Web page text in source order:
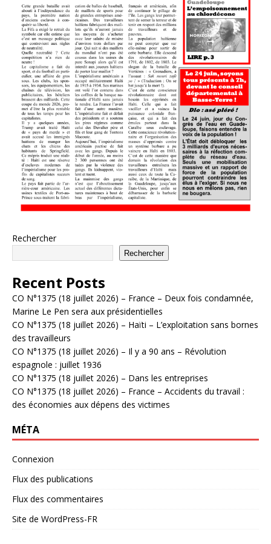
Rechercher
Rechercher
Recent Posts
CO N°1375 (18 juillet 2026) – France – Deux fois condamnée,
Marine Le Pen sera aux présidentielles
CO N°1375 (18 juillet 2026) – Haïti – L’exploitation sans bornes
des travailleurs
CO N°1375 (18 juillet 2026) – Il y a 90 ans – Révolution
espagnole : juillet 1936
CO N°1375 (18 juillet 2026) – Dans les entreprises
CO N°1375 (18 juillet 2026) – France – Accidents du travail :
des économies aux dépens des victimes
MÉTA
Connexion
Flux des publications
Flux des commentaires
Site de WordPress-FR